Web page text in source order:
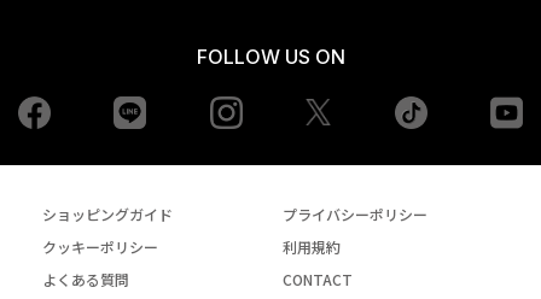
FOLLOW US ON
Facebook Instagram tiktok
ショッピングガイド
プライバシーポリシー
クッキーポリシー
利用規約
よくある質問
CONTACT